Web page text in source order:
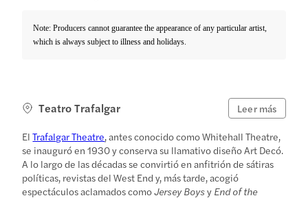
Note: Producers cannot guarantee the appearance of any particular artist,
which is always subject to illness and holidays.
Teatro Trafalgar Leer más
ElTrafalgar Theatre, antes conocido como Whitehall Theatre,
se inauguró en 1930 y conserva su llamativo diseño Art Decó.
A lo largo de las décadas se convirtió en anfitrión de sátiras
políticas, revistas del West End y, más tarde, acogió
espectáculos aclamados comoJersey Boysy End of the